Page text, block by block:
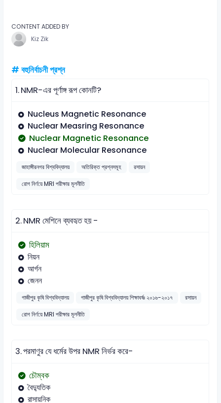
CONTENT ADDED BY
Kiz Zik
# বহুনির্বাচনী প্রশ্ন
1.NMR-এর পূর্ণাঙ্গ রূপ কোনটি?
Nucleus Magnetic Resonance
Nuclear Measring Resonance
Nuclear Magnetic Resonance
Nuclear Molecular Resonance
জাহাঙ্গীরনগর বিশ্ববিদ্যালয় অতিরিক্ত প্রশ্নসমূহ
রসায়ন
রোগ নির্ণয়ে MRI পরীক্ষার মূলনীতি
2.NMR মেশিনে ব্যবহৃত হয় -
হিলিয়াম
নিয়ন
আর্গন
জেনন
গাজীপুর কৃষি বিশ্ববিদ্যালয় গাজীপুর কৃষি বিশ্ববিদ্যালয় শিক্ষাবর্ষঃ ২০১৬-২০১৭
রসায়ন
রোগ নির্ণয়ে MRI পরীক্ষার মূলনীতি
3.পরমাণুর যে ধর্মের উপর NMR নির্ভর করে-
চৌম্বক
বৈদ্যুতিক
রাসায়নিক